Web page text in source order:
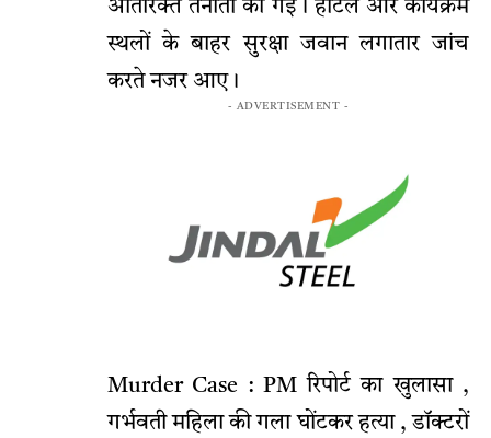
अतिरिक्त तैनाती की गई। होटल और कार्यक्रम
स्थलों के बाहर सुरक्षा जवान लगातार जांच
करते नजर आए।
- ADVERTISEMENT -
Murder Case : PM रिपोर्ट का खुलासा ,
गर्भवती महिला की गला घोंटकर हत्या , डॉक्टरों